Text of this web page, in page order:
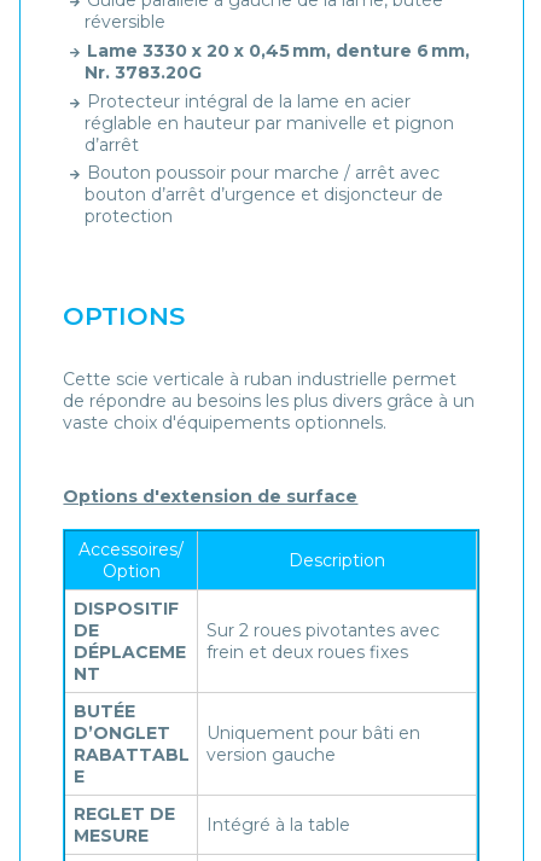
réversible
Lame 3330 x 20 x 0,45 mm, denture 6 mm,
Nr. 3783.20G
Protecteur intégral de la lame en acier
réglable en hauteur par manivelle et pignon
d’arrêt
Bouton poussoir pour marche / arrêt avec
bouton d’arrêt d’urgence et disjoncteur de
protection
OPTIONS
Cette scie verticale à ruban industrielle permet
de répondre au besoins les plus divers grâce à un
vaste choix d'équipements optionnels.
Options d'extension de surface
Accessoires/
Option
Description
DISPOSITIF
DE
DÉPLACEME
NT
Sur 2 roues pivotantes avec
frein et deux roues fixes
BUTÉE
D’ONGLET
RABATTABL
E
Uniquement pour bâti en
version gauche
REGLET DE
MESURE
Intégré à la table